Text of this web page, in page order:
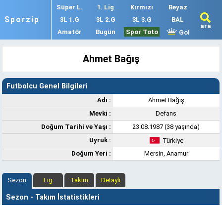
Sporzip
Süper L. 1. Lig Kırmızı
Beyaz
3L 1.G
3L 2.G 3L 3.G
BAL
Amatör
Bugün Spor Toto Gol
ara
Ahmet Bağış
Futbolcu Genel Bilgileri
Adı :
Ahmet Bağış
Mevki :
Defans
Doğum Tarihi ve Yaşı :
23.08.1987 (38 yaşında)
Uyruk :
Türkiye
Doğum Yeri :
Mersin, Anamur
Sezon Lig Takım Detaylı
Sezon - Takım İstatistikleri